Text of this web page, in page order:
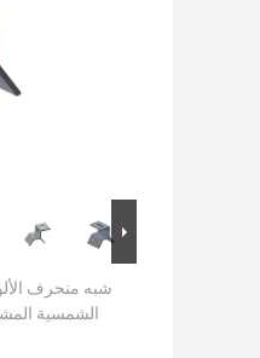
شبه منحرف
الشمسية